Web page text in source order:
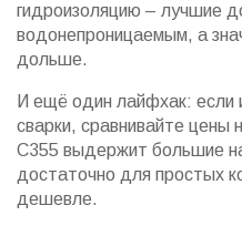
гидроизоляцию – лучшие
водонепроницаемым, а
дольше.
И ещё один лайфхак:
сварки, сравнивайте цены
С355 выдержит большие
достаточно для простых
дешевле.